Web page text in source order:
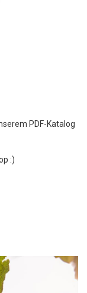
PDF-Katalog
:)